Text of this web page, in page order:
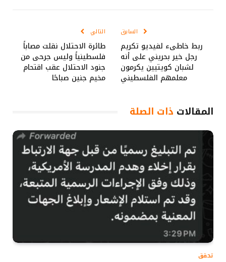
السابق
ربط خاطىء لفيديو تكريم
رجل خير بحريني على أنه
لشبان كويتيين يكرمون
معلمهم الفلسطيني
التالي
طائرة الاحتلال نقلت مصاباً
فلسطينياً وليس جرحى من
جنود الاحتلال عقب اقتحام
مخيم جنين صباحًا
المقالات ذات الصلة
تحقق